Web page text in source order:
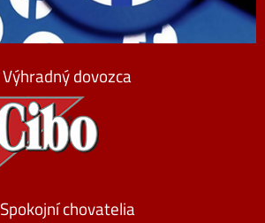
Výhradný dovozca
Spokojní chovatelia